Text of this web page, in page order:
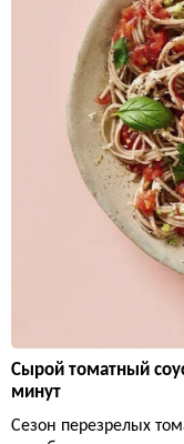
Сырой томатный
минут
Сезон перезрелых